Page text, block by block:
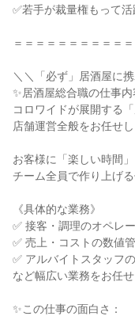
✅若手が裁量権もって活
＝＝＝＝＝＝＝＝＝＝
＼＼「必ず」居酒屋に
✨居酒屋総合職の仕事内
コロワイドが展開する
店舗運営全般をお任せし
お客様に「楽しい時間
チーム全員で作り上げる
《具体的な業務》
✅ 接客・調理のオペレ
✅ 売上・コストの数値
✅ アルバイトスタッフ
など幅広い業務をお任せ
✨この仕事の面白さ：